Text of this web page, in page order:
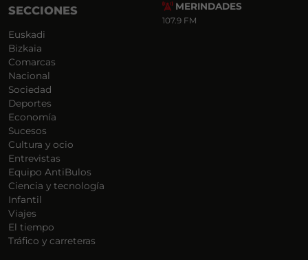
SECCIONES
Euskadi
Bizkaia
Comarcas
Nacional
Sociedad
Deportes
Economía
Sucesos
Cultura y ocio
Entrevistas
Equipo AntiBulos
Ciencia y tecnología
Infantil
Viajes
El tiempo
Tráfico y carreteras
MERINDADES
107.9 FM